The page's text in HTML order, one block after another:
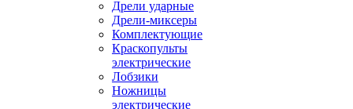
Дрели ударные
Дрели-миксеры
Комплектующие
Краскопульты
электрические
Лобзики
Ножницы
электрические